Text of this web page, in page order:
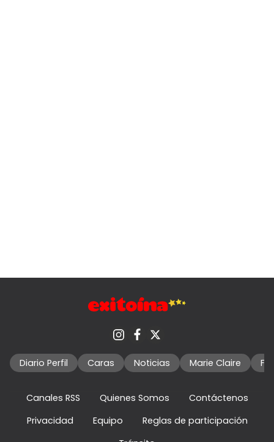
Diario Perfil Caras Noticias Marie Claire
Canales RSS Quienes Somos
Contáctenos
Privacidad
Equipo
Reglas de participación